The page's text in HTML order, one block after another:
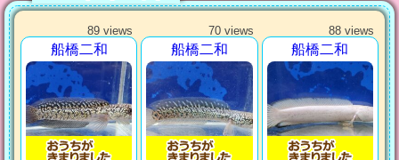
89 views
船橋二和
70 views
船橋二和
88 views
船橋二和